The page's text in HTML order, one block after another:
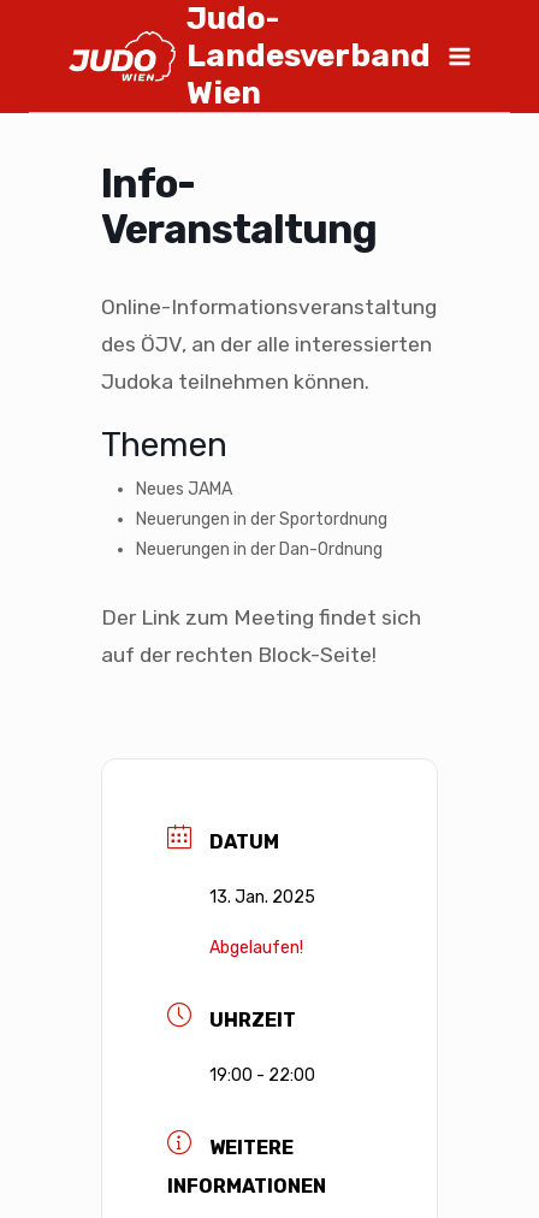
Judo-
Landesverband
Wien
Info-
Veranstaltung
Online-Informationsveranstaltung
des ÖJV, an der alle interessierten
Judoka teilnehmen können.
Themen
Neues JAMA
Neuerungen in der Sportordnung
Neuerungen in der Dan-Ordnung
Der Link zum Meeting findet sich
auf der rechten Block-Seite!
DATUM
13. Jan. 2025
Abgelaufen!
UHRZEIT
19:00 - 22:00
WEITERE
INFORMATIONEN